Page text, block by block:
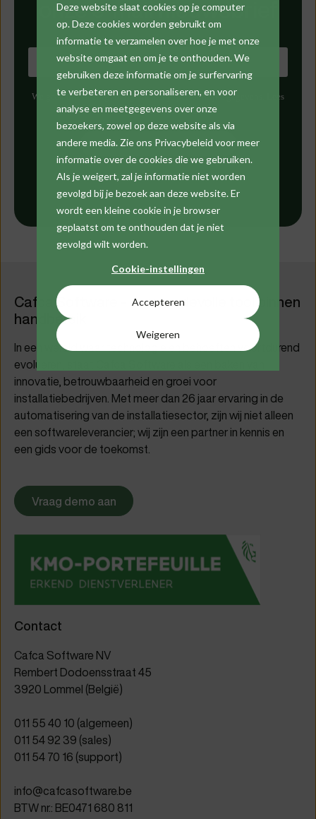
Deze website slaat cookies op je computer
op. Deze cookies worden gebruikt om
informatie te verzamelen over hoe je met onze
website omgaat en om je te onthouden. We
gebruiken deze informatie om je surfervaring
te verbeteren en personaliseren, en voor
analyse en meetgegevens over onze
bezoekers, zowel op deze website als via
andere media. Zie ons Privacybeleid voor meer
informatie over de cookies die we gebruiken.
Als je weigert, zal je informatie niet worden
gevolgd bij je bezoek aan deze website. Er
wordt een kleine cookie in je browser
geplaatst om te onthouden dat je niet
gevolgd wilt worden.
Cookie-instellingen
Accepteren
Weigeren
onze e-mail nieuwsbrief
We gaan uiterst zorgvuldig om met je persoonlijke gegevens. Lees
meer in onzeprivacyverklaring.
Cafca Software - Je waardevolle tool binnen
handbereik
In een wereld waar technologie en behoeften voortdurend
evolueren, staat Cafca Software als een baken van
innovatie, betrouwbaarheid en groei voor
installatiebedrijven. Met meer dan 26 jaar ervaring in de
automatisering van de installatiesector, zijn wij niet alleen
een softwareleverancier; wij zijn een partner in kennis en
een gids voor de toekomst.
Vraag demo aan
Contact
Cafca Software NV
Rembert Dodoensstraat 45
3920 Lommel (België)
011 55 40 10 (algemeen)
011 54 92 39 (sales)
011 54 70 16 (support)
info@cafcasoftware.be
BTW nr.: BE0471 680 811